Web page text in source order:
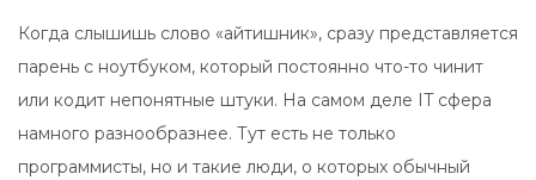
Когда слышишь слово «айтишник», сразу представляется
парень с ноутбуком, который постоянно что-то чинит
или кодит непонятные штуки. На самом деле IT сфера
намного разнообразнее. Тут есть не только
программисты, но и такие люди, о которых обычный